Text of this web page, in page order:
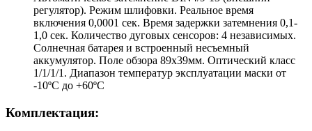
регулятор). Режим шлифовки. Реальное время
включения 0,0001 сек. Время задержки затемнения 0,1-
1,0 сек. Количество дуговых сенсоров: 4 независимых.
Солнечная батарея и встроенный несъемный
аккумулятор. Поле обзора 89х39мм. Оптический класс
1/1/1/1. Диапазон температур эксплуатации маски от
-10ºС до +60ºС
Комплектация: